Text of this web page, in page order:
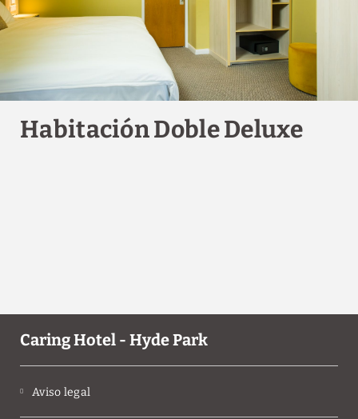
Habitación Doble Deluxe
Caring Hotel - Hyde Park
Aviso legal